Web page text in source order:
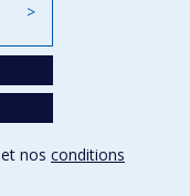
>
et nos conditions